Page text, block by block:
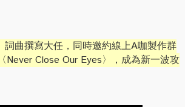
曲撰寫大任，同時邀約線上A咖製作群
Never Close Our Eyes〉，成為新一波攻